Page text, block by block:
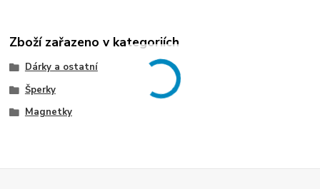
Zboží zařazeno v kategoriích
Dárky a ostatní
Šperky
Magnetky